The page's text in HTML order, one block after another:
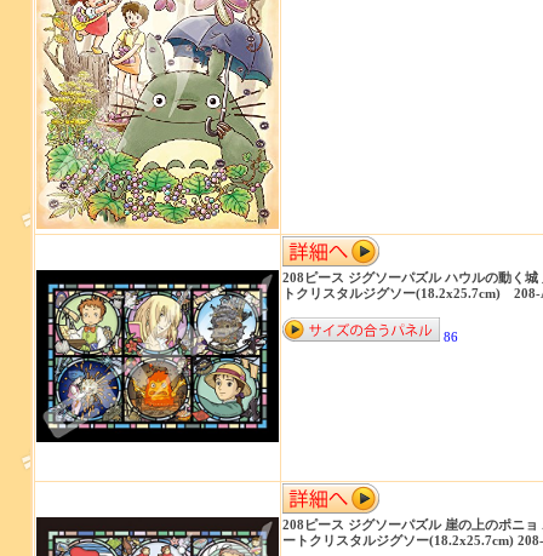
208ピース ジグソーパズル ハウルの動く城
トクリスタルジグソー(18.2x25.7cm) 208-
86
208ピース ジグソーパズル 崖の上のポニョ
ートクリスタルジグソー(18.2x25.7cm)